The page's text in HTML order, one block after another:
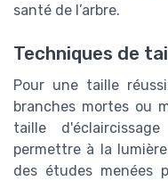
santé de l’arbre.
Techniques de
Pour une taille
branches mortes ou
taille
permettre à la
des études menées